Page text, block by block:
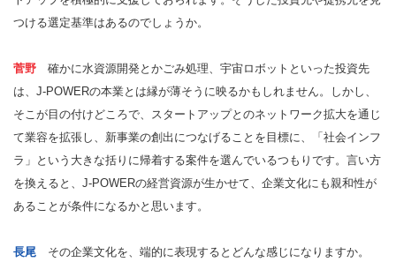
つける選定基準はあるのでしょうか。
菅野 確かに水資源開発とかごみ処理、宇宙ロボットといった投資先
は、J-POWERの本業とは縁が薄そうに映るかもしれません。しかし、
そこが目の付けどころで、スタートアップとのネットワーク拡大を通じ
て業容を拡張し、新事業の創出につなげることを目標に、「社会インフ
ラ」という大きな括りに帰着する案件を選んでいるつもりです。言い方
を換えると、J-POWERの経営資源が生かせて、企業文化にも親和性が
あることが条件になるかと思います。
長尾 その企業文化を、端的に表現するとどんな感じになりますか。